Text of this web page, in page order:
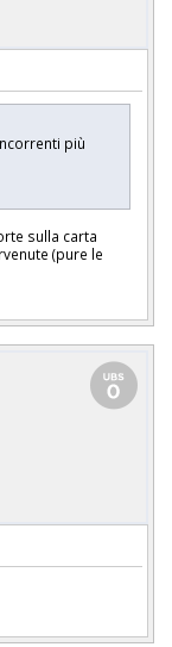
più
sulla carta
(pure le